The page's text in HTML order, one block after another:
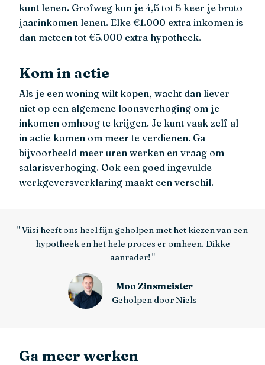
kunt lenen. Grofweg kun je 4,5 tot 5 keer je bruto
jaarinkomen lenen. Elke €1.000 extra inkomen is
dan meteen tot €5.000 extra hypotheek.
Kom in actie
Als je een woning wilt kopen, wacht dan liever
niet op een algemene loonsverhoging om je
inkomen omhoog te krijgen. Je kunt vaak zelf al
in actie komen om meer te verdienen. Ga
bijvoorbeeld meer uren werken en vraag om
salarisverhoging. Ook een goed ingevulde
werkgeversverklaring maakt een verschil.
Viisi heeft ons heel fijn geholpen met het kiezen van een
hypotheek en het hele proces er omheen. Dikke
aanrader!
Moo Zinsmeister
Geholpen door Niels
Ga meer werken